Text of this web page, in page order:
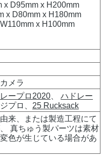
x D95mm x H200mm
x D80mm x H180mm
x H100mm
メラ
ープロ2020
ハドレー
プロ、 25 Rucksack
来、または製造工程にて
真ちゅう製パーツは素材
色が生じている場合があ